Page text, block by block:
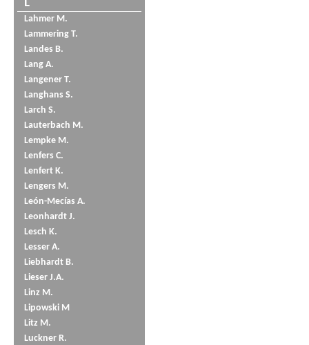
L
Lahmer M.
Lammering T.
Landes B.
Lang A.
Langener T.
Langhans S.
Larch S.
Lauterbach M.
Lempke M.
Lenfers C.
Lenfert K.
Lengers M.
León-Mecías A.
Leonhardt J.
Lesch K.
Lesser A.
Liebhardt B.
Lieser J.A.
Linz M.
Lipowski M
Litz M.
Luckner R.